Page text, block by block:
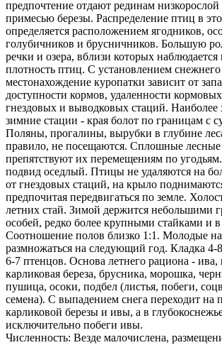
предпочтение отдают рединам
примесью березы. Распределение птиц в
определяется расположением ягодников,
голубичников и брусничников. Большую
речки и озера, вблизи которых
плотность птиц. С установлением
местонахождение куропатки зависит от
доступности кормов, удаленности
гнездовых и выводковых стаций. Наиболее
зимние стации - края болот по границам с
Поляны, прогалины, вырубки в глубине
правило, не посещаются. Сплошные
препятствуют их перемещениям по
подвид оседлый. Птицы не удаляются на
от гнездовых стаций, на крыло
предпочитая передвигаться по земле.
летних стай. Зимой держится небольшими
особей, редко более крупными стайками и
Соотношение полов близко 1:1. Молодые
размножаться на следующий год. Кладка
6-7 птенцов. Основа летнего рациона - ива,
карликовая береза, брусника, морошка,
пушица, осоки, подбел (листья, побеги,
семена). С выпадением снега переходит на
карликовой березы и ивы, а в
исключительно побеги ивы.
Численность: Везде малочислена,